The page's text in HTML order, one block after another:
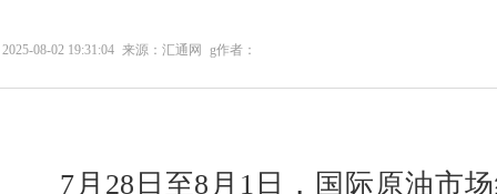
2025-08-02 19:31:04 来源：汇通网 g作者：
7月28日至8月1日，国际原油市场